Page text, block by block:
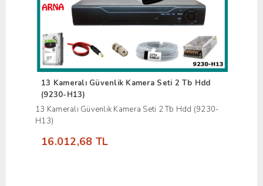
13 Kameralı Güvenlik Kamera Seti 2 Tb Hdd
(9230-H13)
13 Kameralı Güvenlik Kamera Seti 2 Tb Hdd (9230-
H13)
16.012,68 TL